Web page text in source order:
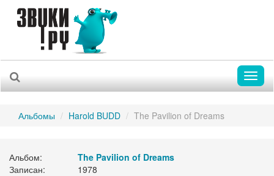
Альбомы Harold BUDD The Pavilion of Dreams
Альбом:
The Pavilion of Dreams
Записан:
1978